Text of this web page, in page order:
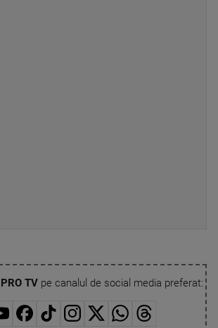
TVpe canalul de social media preferat: